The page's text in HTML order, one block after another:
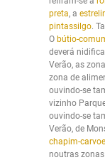
preta, a
pintassilgo.
O bútio-
deverá
Verão, as
zona de
ouvindo-se
vizinho
ouvindo-se
Verão, de
chapim-
noutras